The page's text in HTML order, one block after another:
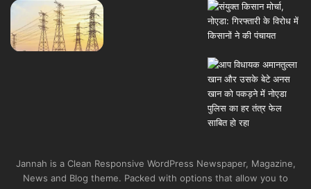
Jannah is a Clean Responsive WordPress Newspaper, Magazine,
News and Blog theme. Packed with options that allow you to